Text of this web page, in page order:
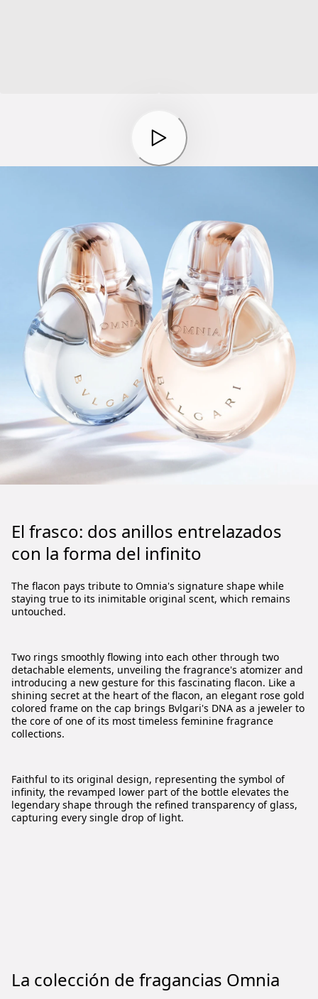
El frasco: dos anillos entrelazados
con la forma del infinito
The flacon pays tribute to Omnia's signature shape while
staying true to its inimitable original scent, which remains
untouched.
Two rings smoothly flowing into each other through two
detachable elements, unveiling the fragrance's atomizer and
introducing a new gesture for this fascinating flacon. Like a
shining secret at the heart of the flacon, an elegant rose gold
colored frame on the cap brings Bvlgari's DNA as a jeweler to
the core of one of its most timeless feminine fragrance
collections.
Faithful to its original design, representing the symbol of
infinity, the revamped lower part of the bottle elevates the
legendary shape through the refined transparency of glass,
capturing every single drop of light.
La colección de fragancias Omnia